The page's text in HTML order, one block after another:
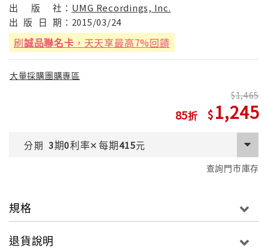
出
版 社： UMG Recordings, Inc.
出 版 日 期： 2015/03/24
刷誠品聯名卡 ，天天享最高7%回饋
大量採購團購專區
85
1,465
1,245
分期 3期0利率✕每期415元
查詢門市庫存
規格
退貨說明